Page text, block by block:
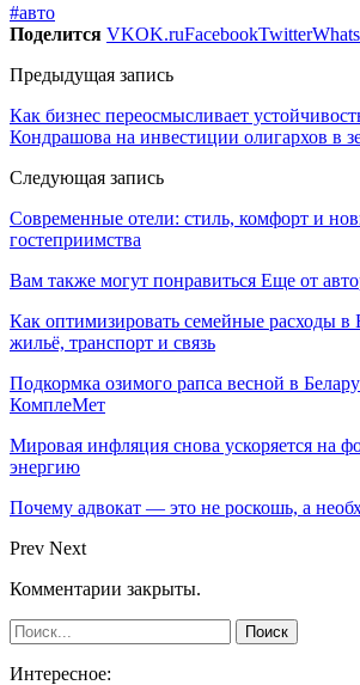
#авто
Поделится VKOK.ruFacebookTwitter
Предыдущая запись
Как бизнес переосмысливает
Кондрашова на инвестиции олигархов в
Следующая запись
Современные отели: стиль, комфорт и
гостеприимства
Вам также могут понравиться Еще от
Как оптимизировать семейные расходы в
жильё, транспорт и связь
Подкормка озимого рапса весной в
КомплеМет
Мировая инфляция снова ускоряется на
энергию
Почему адвокат — это не роскошь, а
Prev Next
Комментарии закрыты.
Интересное: